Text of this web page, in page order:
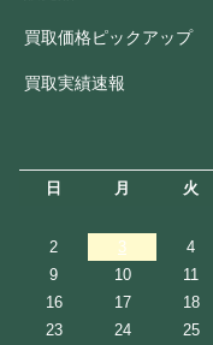
買取価格ピックアップ
買取実績速報
日 月 火
2
3 4
9
10 11
16
17 18
23
24 25